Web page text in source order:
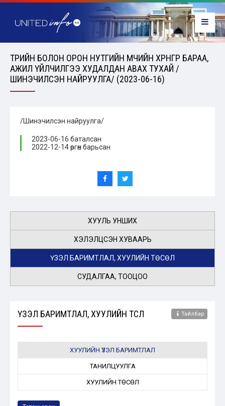
ТӨРИЙН БОЛОН ОРОН НУТГИЙН ӨМЧИЙН ХӨРӨНГӨӨР БАРАА,
АЖИЛ ҮЙЛЧИЛГЭЭ ХУДАЛДАН АВАХ ТУХАЙ /
ШИНЭЧИЛСЭН НАЙРУУЛГА/ (2023-06-16)
/Шинэчилсэн найруулга/
2023-06-16 баталсан
2022-12-14 өргөн барьсан
ХУУЛЬ УНШИХ
ХЭЛЭЛЦСЭН ХУВААРЬ
ҮЗЭЛ БАРИМТЛАЛ, ХУУЛИЙН ТӨСӨЛ
СУДАЛГАА, ТООЦОО
ҮЗЭЛ БАРИМТЛАЛ, ХУУЛИЙН ТӨСӨЛ Тайлбар
ХУУЛИЙН ҮЗЭЛ БАРИМТЛАЛ
ТАНИЛЦУУЛГА
ХУУЛИЙН ТӨСӨЛ